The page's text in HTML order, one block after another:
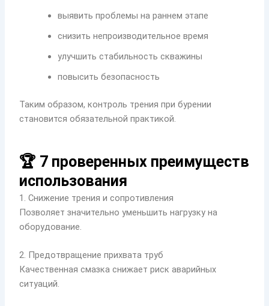
выявить проблемы на раннем этапе
снизить непроизводительное время
улучшить стабильность скважины
повысить безопасность
Таким образом, контроль трения при бурении
становится обязательной практикой.
🏆 7 проверенных преимуществ
использования
1. Снижение трения и сопротивления
Позволяет значительно уменьшить нагрузку на
оборудование.
2. Предотвращение прихвата труб
Качественная смазка снижает риск аварийных
ситуаций.